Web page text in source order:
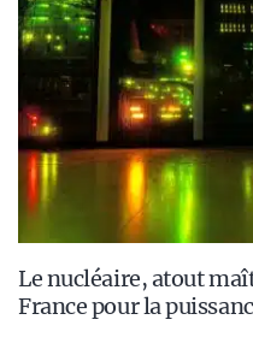
Le nucléaire, atout
France pour la